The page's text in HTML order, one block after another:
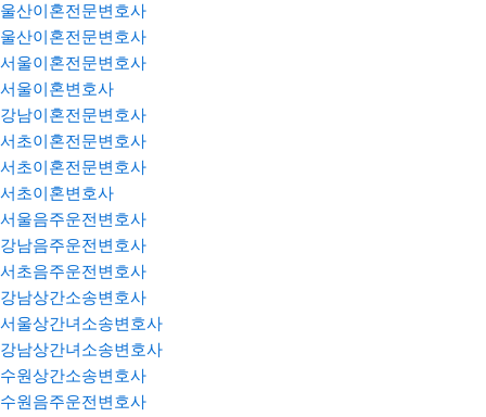
울산이혼전문변호사
울산이혼전문변호사
서울이혼전문변호사
서울이혼변호사
강남이혼전문변호사
서초이혼전문변호사
서초이혼전문변호사
서초이혼변호사
서울음주운전변호사
강남음주운전변호사
서초음주운전변호사
강남상간소송변호사
서울상간녀소송변호사
강남상간녀소송변호사
수원상간소송변호사
수원음주운전변호사